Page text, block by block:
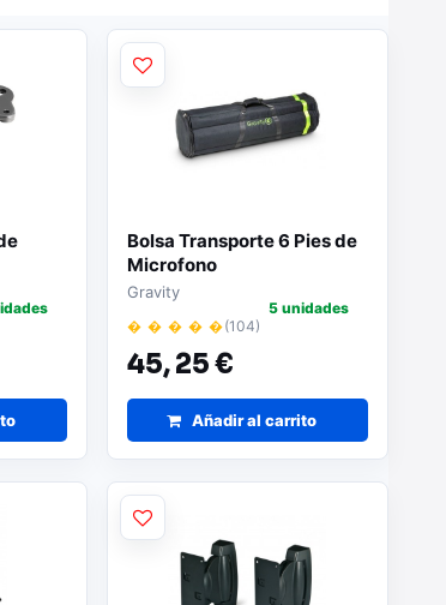
Bolsa Transporte 6 Pies de
Microfono
Gravity
� � � � �(104)
45,25 €
5 unidades
Añadir al carrito